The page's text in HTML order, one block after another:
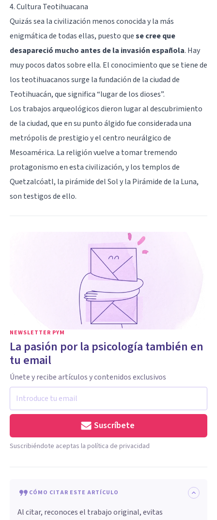
4. Cultura Teotihuacana
Quizás sea la civilización menos conocida y la más
enigmática de todas ellas, puesto quese cree que
desapareció mucho antes de la invasión española. Hay
muy pocos datos sobre ella. El conocimiento que se tiene de
los teotihuacanos surge la fundación de la ciudad de
Teotihuacán, que significa “lugar de los dioses”.
Los trabajos arqueológicos dieron lugar al descubrimiento
de la ciudad, que en su punto álgido fue considerada una
metrópolis de prestigio y el centro neurálgico de
Mesoamérica. La religión vuelve a tomar tremendo
protagonismo en esta civilización, y los templos de
Quetzalcóatl, la pirámide del Sol y la Pirámide de la Luna,
son testigos de ello.
NEWSLETTER PYM
La pasión por la psicología también en
tu email
Únete y recibe artículos y contenidos exclusivos
Suscríbete
Suscribiéndote aceptas la política de privacidad
CÓMO CITAR ESTE ARTÍCULO
Al citar, reconoces el trabajo original, evitas